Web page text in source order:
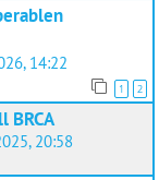
14:22
1 2
BRCA
20:58